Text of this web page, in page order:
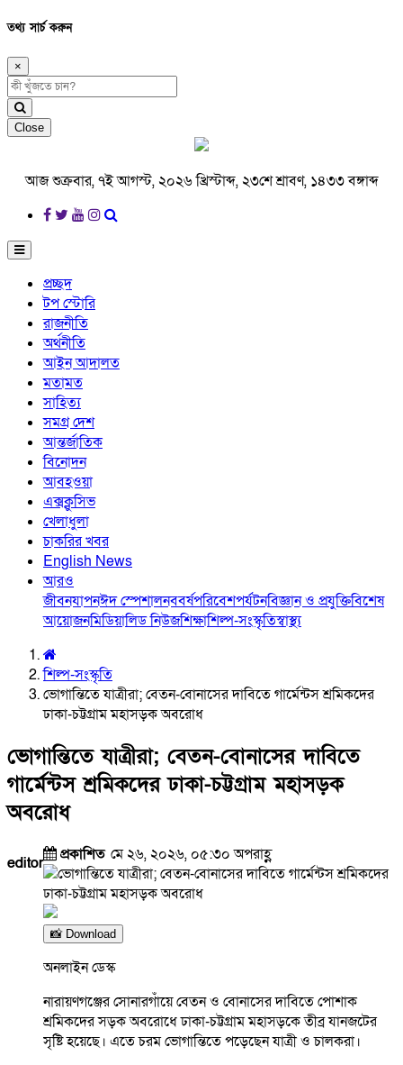
তথ্য সার্চ করুন
×
Close
আজ শুক্রবার, ৭ই আগস্ট, ২০২৬ খ্রিস্টাব্দ, ২৩শে শ্রাবণ, ১৪৩৩ বঙ্গাব্দ
প্রচ্ছদ
টপ স্টোরি
রাজনীতি
অর্থনীতি
আইন আদালত
মতামত
সাহিত্য
সমগ্র দেশ
আন্তর্জাতিক
বিনোদন
আবহওয়া
এক্সক্লুসিভ
খেলাধুলা
চাকরির খবর
English News
আরও
জীবনযাপনঈদ স্পেশালনববর্ষপরিবেশপর্যটনবিজ্ঞান ও প্রযুক্তিবিশেষ
আয়োজনমিডিয়ালিড নিউজশিক্ষাশিল্প-সংস্কৃতিস্বাস্থ্য
শিল্প-সংস্কৃতি
ভোগান্তিতে যাত্রীরা; বেতন-বোনাসের দাবিতে গার্মেন্টস শ্রমিকদের
ঢাকা-চট্টগ্রাম মহাসড়ক অবরোধ
ভোগান্তিতে যাত্রীরা; বেতন-বোনাসের দাবিতে
গার্মেন্টস শ্রমিকদের ঢাকা-চট্টগ্রাম মহাসড়ক
অবরোধ
editor প্রকাশিত মে ২৬, ২০২৬, ০৫:৩০ অপরাহ্ণ
📸 Download
অনলাইন ডেস্ক
নারায়ণগঞ্জের সোনারগাঁয়ে বেতন ও বোনাসের দাবিতে পোশাক
শ্রমিকদের সড়ক অবরোধে ঢাকা-চট্টগ্রাম মহাসড়কে তীব্র যানজটের
সৃষ্টি হয়েছে। এতে চরম ভোগান্তিতে পড়েছেন যাত্রী ও চালকরা।